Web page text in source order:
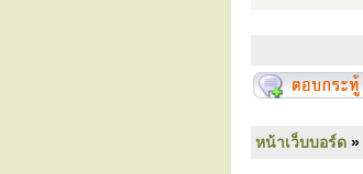
หน้าเว็บบอร์ด »